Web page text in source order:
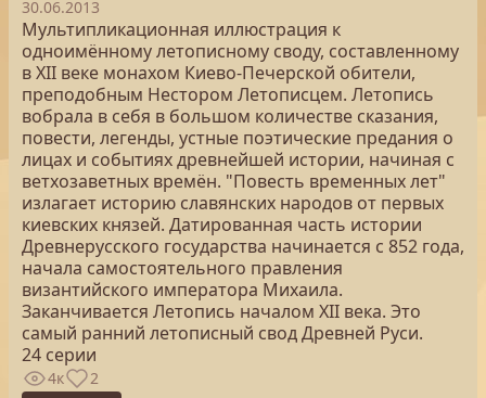
30.06.2013
Мультипликационная иллюстрация к
одноимённому летописному своду, составленному
в XII веке монахом Киево-Печерской обители,
преподобным Нестором Летописцем. Летопись
вобрала в себя в большом количестве сказания,
повести, легенды, устные поэтические предания о
лицах и событиях древнейшей истории, начиная с
ветхозаветных времён. "Повесть временных лет"
излагает историю славянских народов от первых
киевских князей. Датированная часть истории
Древнерусского государства начинается с 852 года,
начала самостоятельного правления
византийского императора Михаила.
Заканчивается Летопись началом XII века. Это
самый ранний летописный свод Древней Руси.
24 серии
4к 2